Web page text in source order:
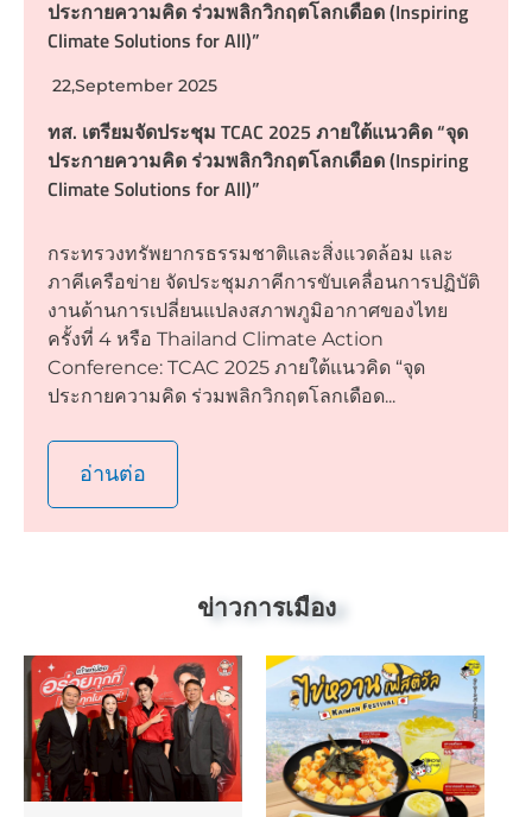
ประกายความคิด ร่วมพลิกวิกฤตโลกเดือด (Inspiring
Climate Solutions for All)”
22,September 2025
ทส. เตรียมจัดประชุม TCAC 2025 ภายใต้แนวคิด “จุด
ประกายความคิด ร่วมพลิกวิกฤตโลกเดือด (Inspiring
Climate Solutions for All)”
กระทรวงทรัพยากรธรรมชาติและสิ่งแวดล้อม และ
ภาคีเครือข่าย จัดประชุมภาคีการขับเคลื่อนการปฏิบัติ
งานด้านการเปลี่ยนแปลงสภาพภูมิอากาศของไทย
ครั้งที่ 4 หรือ Thailand Climate Action
Conference: TCAC 2025 ภายใต้แนวคิด “จุด
ประกายความคิด ร่วมพลิกวิกฤตโลกเดือด...
อ่านต่อ
ข่าวการเมือง